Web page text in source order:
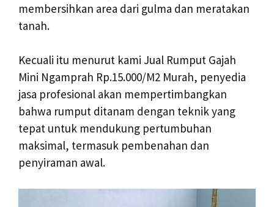
membersihkan area dari gulma dan meratakan
tanah.
Kecuali itu menurut kami Jual Rumput Gajah
Mini Ngamprah Rp.15.000/M2 Murah, penyedia
jasa profesional akan mempertimbangkan
bahwa rumput ditanam dengan teknik yang
tepat untuk mendukung pertumbuhan
maksimal, termasuk pembenahan dan
penyiraman awal.